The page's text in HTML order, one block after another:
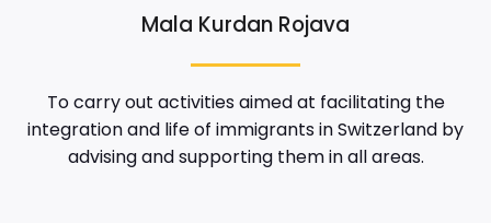
Mala Kurdan Rojava
To carry out activities aimed at facilitating the
integration and life of immigrants in Switzerland by
advising and supporting them in all areas.